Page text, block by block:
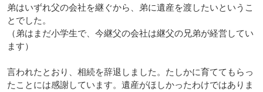
弟はいずれ父の会社を継ぐから、弟に遺産を渡したいというこ
とでした。
（弟はまだ小学生で、今継父の会社は継父の兄弟が経営してい
ます）
言われたとおり、相続を辞退しました。たしかに育ててもらっ
たことには感謝しています。遺産がほしかったわけではありま